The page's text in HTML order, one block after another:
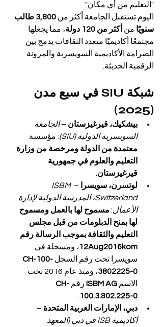
"التعليم من أي مكان".
اليوم تستقبل الجامعة أكثر من
3,800 طالب
سنويًا من أكثر من 120 دولة
، مما يجعلها
مجتمعًا أكاديميًا متعدد الثقافات يدمج بين
الصرامة الأكاديمية السويسرية والمرونة
الرقمية الحديثة.
شبكة SIU في سبع مدن
(2025)
بيشكيك، قيرغيزستان – الجامعة
السويسرية الدولية (SIU)
: مؤسسة
معتمدة من الدولة ومرخصة من وزارة
التعليم والعلوم في جمهورية
قيرغيزستان
لوتسرن، سويسرا
–
ISBM
Switzerland، المدرسة الدولية لإدارة
الأعمال: مسموح لها بالعمل ومسموح
لها بمنح الدبلومات من قبل مجلس
التعليم والثقافة بموجب الرسالة رقم
12Aug2016kom، ومسجلة في
سويسرا تحت رقم السجل CH-100-
3802225-0
، ومنذ عام 2016 تحت
الاسم ISBM AG رقم CH-
100.3.802.225-0
دبي، الإمارات العربية المتحدة –
أكاديمية ISB في دبي (المعهد